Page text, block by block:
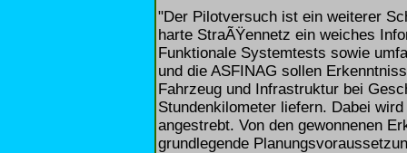
"Der Pilotversuch ist ein weiterer
harte StraÃŸennetz ein weiches
Funktionale Systemtests sowie
und die ASFINAG sollen
Fahrzeug und Infrastruktur bei
Stundenkilometer liefern. Dabei
angestrebt. Von den gewonnenen
grundlegende